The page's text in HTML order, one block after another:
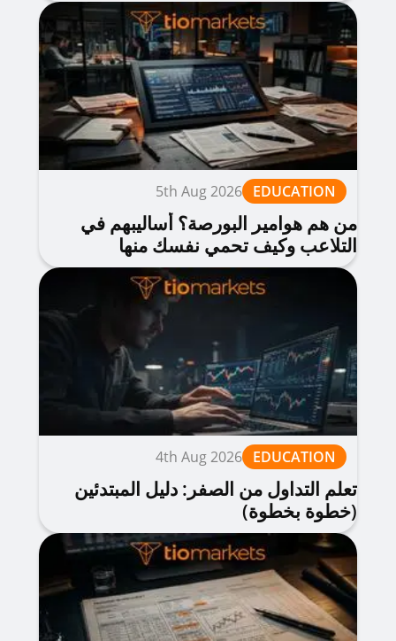
EDUCATION
5th Aug 2026
من هم هوامير البورصة؟ أساليبهم في
التلاعب وكيف تحمي نفسك منها
EDUCATION
4th Aug 2026
تعلم التداول من الصفر: دليل المبتدئين
(خطوة بخطوة)